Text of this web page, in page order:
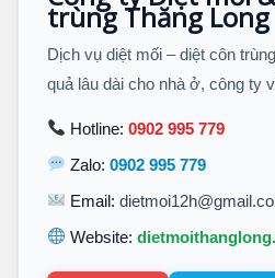
trùng Thăng Long
Dịch vụ diệt mối – diệt côn
quả lâu dài cho nhà ở, công ty
Hotline:0902 995 779
Zalo:0902 995 779
Email:
Website: